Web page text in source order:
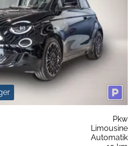
Pkw
Limousine
Automatik